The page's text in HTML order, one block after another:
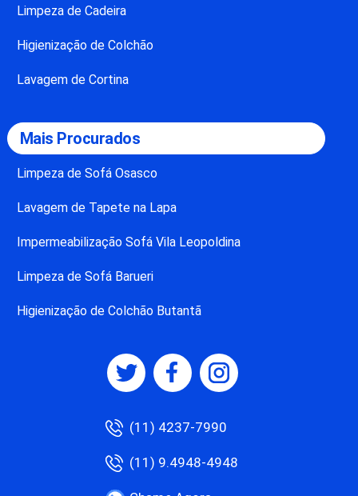
Limpeza de Cadeira
Higienização de Colchão
Lavagem de Cortina
Mais Procurados
Limpeza de Sofá Osasco
Lavagem de Tapete na Lapa
Impermeabilização Sofá Vila Leopoldina
Limpeza de Sofá Barueri
Higienização de Colchão Butantã
(11) 4237-7990
(11) 9.4948-4948